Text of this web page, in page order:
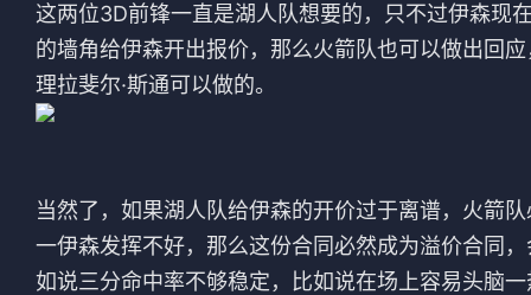
这两位3D前锋一直是湖人队想要的，只不过伊森现
的墙角给伊森开出报价，那么火箭队也可以做出回
理拉斐尔·斯通可以做的。
当然了，如果湖人队给伊森的开价过于离谱，火箭
一伊森发挥不好，那么这份合同必然成为溢价合同
如说三分命中率不够稳定，比如说在场上容易头脑